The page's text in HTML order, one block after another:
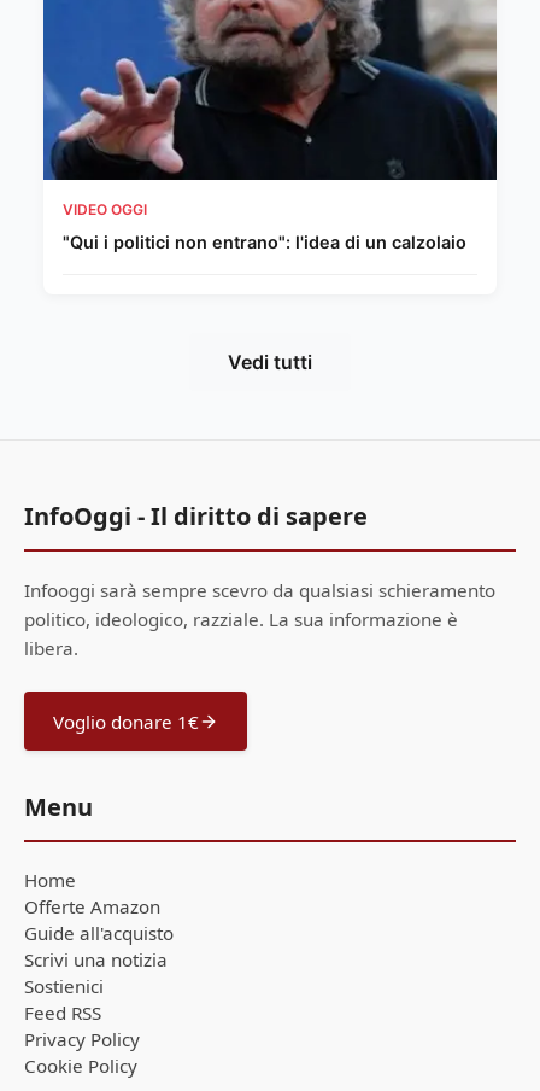
VIDEO OGGI
"Qui i politici non entrano": l'idea di un calzolaio
Vedi tutti
InfoOggi - Il diritto di sapere
Infooggi sarà sempre scevro da qualsiasi schieramento
politico, ideologico, razziale. La sua informazione è
libera.
Voglio donare 1€
Menu
Home
Offerte Amazon
Guide all'acquisto
Scrivi una notizia
Sostienici
Feed RSS
Privacy Policy
Cookie Policy